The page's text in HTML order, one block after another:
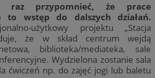
raz przypomnieć, że prace
to wstęp do dalszych działań.
użytkowy projektu „Stacja
że w skład centrum wejdą
biblioteka/mediateka, sale
Wydzielona zostanie sala
ćwiczeń np. do zajęć jogi lub baletu